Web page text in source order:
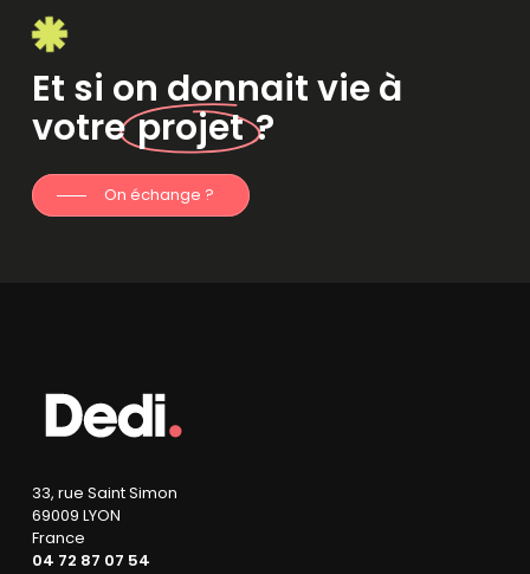
Et si on donnait vie à
votreprojet?
On échange ?
33, rue Saint Simon
69009 LYON
France
04 72 87 07 54